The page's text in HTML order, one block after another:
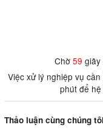
Chờ59 giây
Việc xử lý nghiệp vụ
phút để
Thảo luận cùng chúng